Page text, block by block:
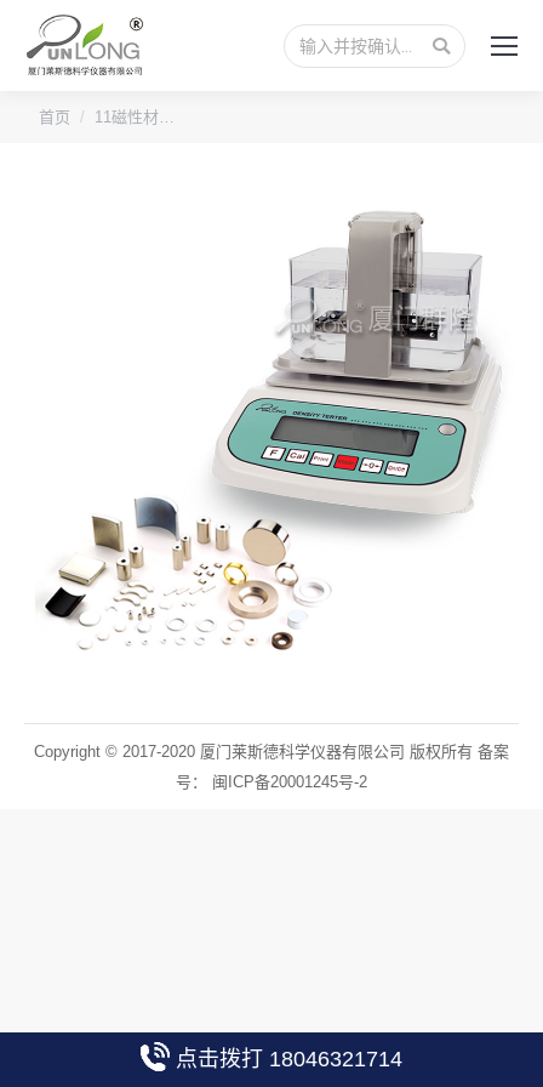
搜
索：
您的位置：
首页 11磁性材…
Copyright © 2017-2020 厦门莱斯德科学仪器有限公司 版权所有 备案
号： 闽ICP备20001245号-2
点击拨打 18046321714